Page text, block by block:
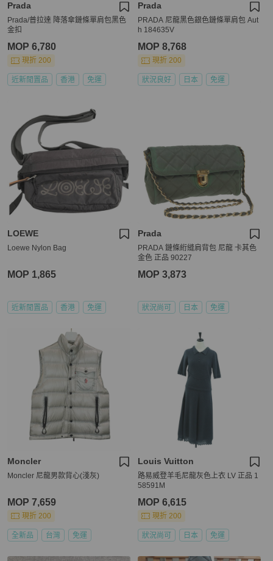
Prada
Prada/普拉達 降落傘鏈條單肩包黑色
金扣
MOP 6,780
現折 200
近新閒置品 香港 免運
Prada
PRADA 尼龍黑色銀色鏈條單肩包 Aut
h 184635V
MOP 8,768
現折 200
狀況良好 日本 免運
LOEWE
Loewe Nylon Bag
MOP 1,865
近新閒置品 香港 免運
Prada
PRADA 鏈條絎縫肩背包 尼龍 卡其色
金色 正品 90227
MOP 3,873
狀況尚可 日本 免運
Moncler
Moncler 尼龍男款背心(淺灰)
MOP 7,659
現折 200
全新品 台灣 免運
Louis Vuitton
路易威登羊毛尼龍灰色上衣 LV 正品 1
58591M
MOP 6,615
現折 200
狀況尚可 日本 免運